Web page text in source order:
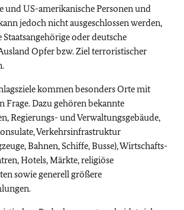
und US-amerikanische Personen und
jedoch nicht ausgeschlossen werden,
Staatsangehörige oder deutsche
Opfer bzw. Ziel terroristischer
kommen besonders Orte mit
Frage. Dazu gehören bekannte
Regierungs- und Verwaltungsgebäude,
Verkehrsinfrastruktur
Bahnen, Schiffe, Busse), Wirtschafts-
Hotels, Märkte, religiöse
sowie generell größere